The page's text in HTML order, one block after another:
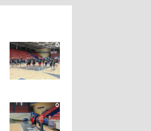
0
0